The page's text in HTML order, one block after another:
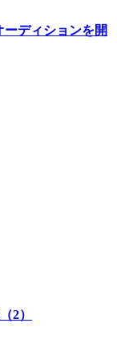
ディションを開
2）